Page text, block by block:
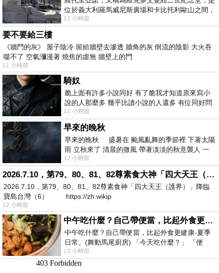
位於義大利羅馬威尼斯廣場和卡比托利歐山之間，
用以紀念統一義大利統一後的的第一位國
11 小時前
要不要給三樓
《牆門的灰》 屋子陰冷 留給牆壁去滲透 牆角的灰 倒流的陰影 大火吞
噬不了 空氣瀰漫著 燒焦的虛無 牆壁上的門
11 小時前
騎奴
脆上面有許多小說同好 有了脆我才知道原來寫小
說的人那麼多 幾乎比讀小說的人還多 有位同好問
了一個問題 她說為什麼高中文學獎的
12 小時前
早來的晚秋
早來的晚秋 盛暑在 颱風亂舞的季節裡 下著太陽
雨 立秋來了 清晨的微風 帶著淡淡的秋意襲人 一
下子 又被赤
12 小時前
2026.7.10，第79、80、81、82尊素食大神「四大天王（護界）」降臨寶島台灣（6）
2026.7.10，第79、80、81、82尊素食神「四大天王（護界）」降臨
寶島台灣（6） https://zh.wikip
12 小時前
中午吃什麼？自己帶便當，比起外食更健康-夏季日常。(舞動馬尾廚房)
中午吃什麼？自己帶便當，比起外食更健康-夏季
日常。(舞動馬尾廚房) 「今天吃什麼？」 「便
當？麵？還是炒飯？」 每天都在選擇
13 小時前